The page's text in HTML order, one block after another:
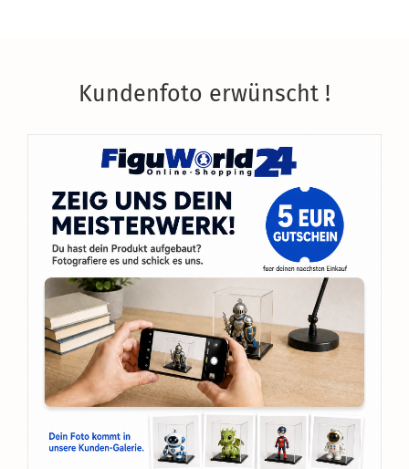
Kundenfoto erwünscht !